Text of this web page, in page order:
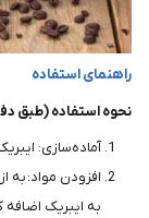
راهنمای استفاده
نحوه استفاده (طبق
آماده‌سازی:
افزودن مواد: به
به ایبریک اضافه